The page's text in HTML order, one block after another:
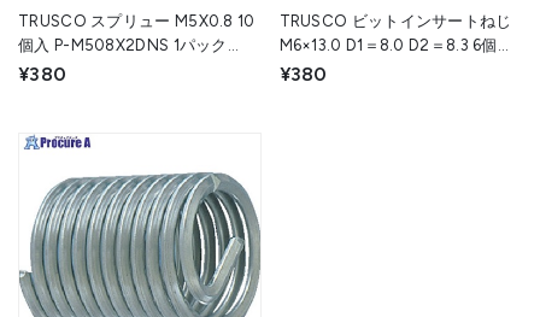
TRUSCO スプリュー M5X0.8 10
個入 P-M508X2DNS 1パック
▼258-7971
¥380
TRUSCO ビットインサートねじ
M6×13.0 D1＝8.0 D2＝8.3 6個入
Y0SB-M6L13D8 1パック ▼257-
¥380